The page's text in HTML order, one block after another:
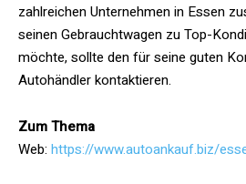
zahlreichen Unternehmen in Essen
seinen Gebrauchtwagen zu Top-
möchte, sollte den für seine guten
Autohändler kontaktieren.
Zum Thema
Web: https://www.autoankauf.biz/